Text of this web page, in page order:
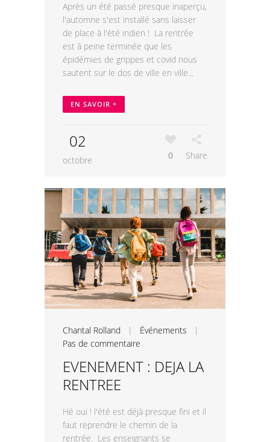
Après un été passé presque inaperçu,
l'automne s'est installé sans laisser
de place à l'été indien ! La rentrée
est à peine terminée que les
épidémies de grippes et covid nous
sautent sur le dos de ville en ville...
EN SAVOIR +
02
octobre 0 Share
Chantal Rolland | Événements |
Pas de commentaire
EVENEMENT : DEJA LA
RENTREE
Hé oui ! l'été est déjà presque fini et il
faut reprendre le chemin de la
rentrée. Les enseignants se